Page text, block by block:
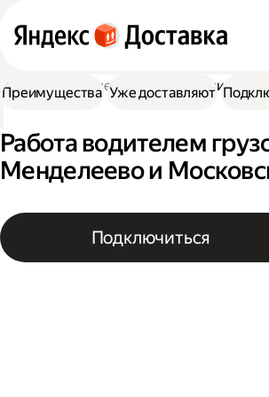
Работа водителем Работа
Работа водителем
Менделеево и
Подключиться
Преимущества Уже доставляют